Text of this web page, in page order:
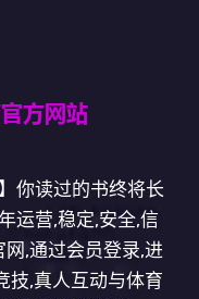
你读过的书终将长
运营,稳定,安全,信
,通过会员登录,进
技,真人互动与体育